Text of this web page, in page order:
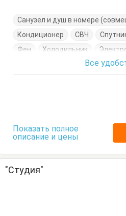
Санузел и душ в номере
Кондиционер
СВЧ
Фен
Холодильник
Диван-кровать
Все
Показать полное
описание и цены
"Студия"